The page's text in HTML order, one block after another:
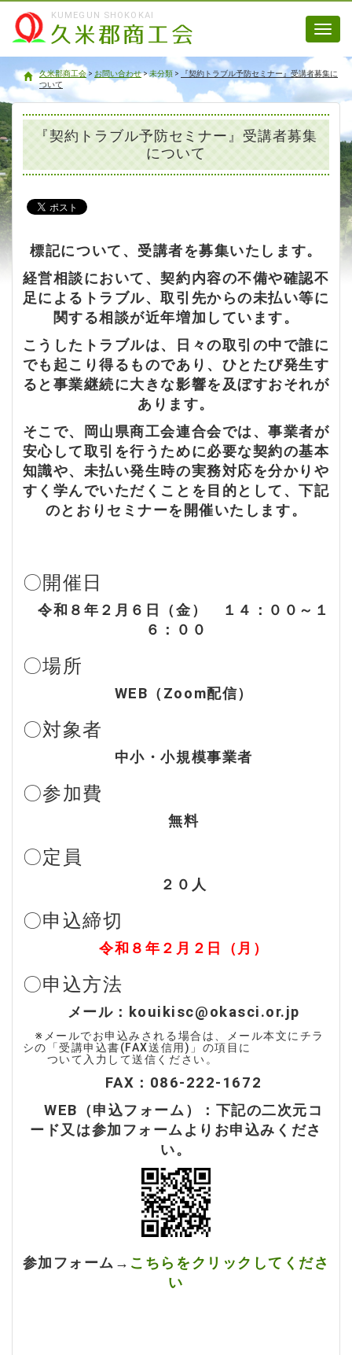
KUMEGUN SHOKOKAI
久米郡商工会
久米郡商工会> お問い合わせ>未分類 >
『契約トラブル予防セミナー』受講者募集に
ついて
『契約トラブル予防セミナー』受講者募集
について
標記について、受講者を募集いたします。
経営相談において、契約内容の不備や確認不
足によるトラブル、取引先からの未払い等に
関する相談が近年増加しています。
こうしたトラブルは、日々の取引の中で誰に
でも起こり得るものであり、ひとたび発生す
ると事業継続に大きな影響を及ぼすおそれが
あります。
そこで、岡山県商工会連合会では、事業者が
安心して取引を行うために必要な契約の基本
知識や、未払い発生時の実務対応を分かりや
すく学んでいただくことを目的として、下記
のとおりセミナーを開催いたします。
〇開催日
令和８年２月６日（金） １４：００～１
６：００
〇場所
WEB（Zoom配信）
〇対象者
中小・小規模事業者
〇参加費
無料
〇定員
２０人
〇申込締切
令和８年２月２日（月）
〇申込方法
メール：kouikisc@okasci.or.jp
※メールでお申込みされる場合は、メール本文にチラ
シの「受講申込書(FAX送信用)」の項目に
ついて入力して送信ください。
FAX：086-222-1672
WEB（申込フォーム）：下記の二次元コ
ード又は参加フォームよりお申込みくださ
い。
参加フォーム→ こちらをクリックしてくださ
い